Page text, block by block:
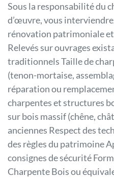
Sous la responsabilité du
d’œuvre, vous
rénovation patrimoniale
Relevés sur ouvrages
traditionnels Taille de
(tenon-mortaise,
réparation ou
charpentes et structures
sur bois massif (chêne,
anciennes Respect des
des règles du patrimoine
consignes de sécurité
Charpente Bois ou